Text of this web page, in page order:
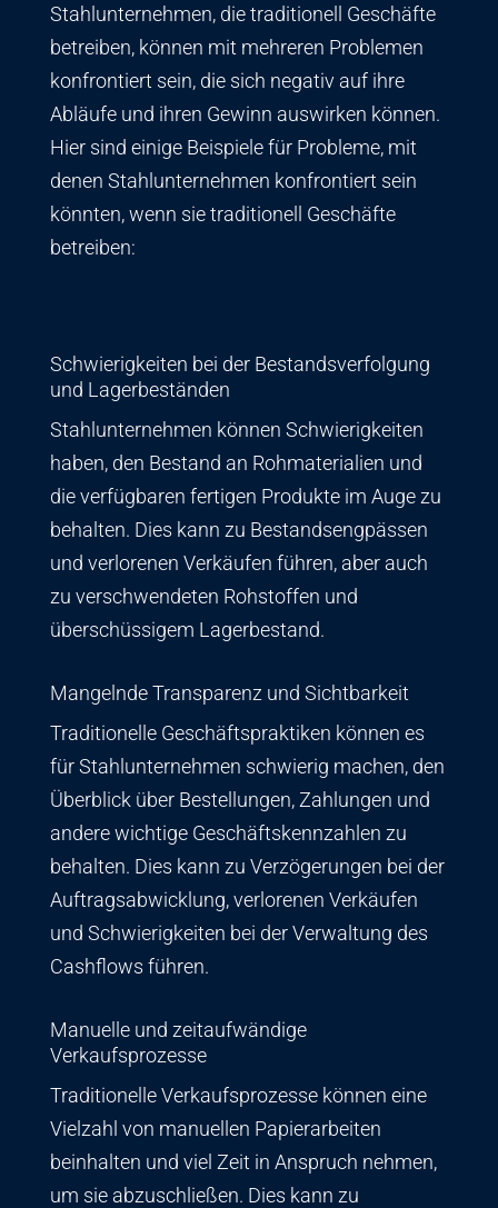
Stahlunternehmen, die traditionell Geschäfte
betreiben, können mit mehreren Problemen
konfrontiert sein, die sich negativ auf ihre
Abläufe und ihren Gewinn auswirken können.
Hier sind einige Beispiele für Probleme, mit
denen Stahlunternehmen konfrontiert sein
könnten, wenn sie traditionell Geschäfte
betreiben:
Schwierigkeiten bei der Bestandsverfolgung
und Lagerbeständen
Stahlunternehmen können Schwierigkeiten
haben, den Bestand an Rohmaterialien und
die verfügbaren fertigen Produkte im Auge zu
behalten. Dies kann zu Bestandsengpässen
und verlorenen Verkäufen führen, aber auch
zu verschwendeten Rohstoffen und
überschüssigem Lagerbestand.
Mangelnde Transparenz und Sichtbarkeit
Traditionelle Geschäftspraktiken können es
für Stahlunternehmen schwierig machen, den
Überblick über Bestellungen, Zahlungen und
andere wichtige Geschäftskennzahlen zu
behalten. Dies kann zu Verzögerungen bei der
Auftragsabwicklung, verlorenen Verkäufen
und Schwierigkeiten bei der Verwaltung des
Cashflows führen.
Manuelle und zeitaufwändige
Verkaufsprozesse
Traditionelle Verkaufsprozesse können eine
Vielzahl von manuellen Papierarbeiten
beinhalten und viel Zeit in Anspruch nehmen,
um sie abzuschließen. Dies kann zu